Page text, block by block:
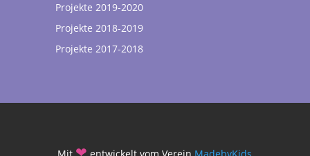
Projekte 2019-2020
Projekte 2018-2019
Projekte 2017-2018
❤